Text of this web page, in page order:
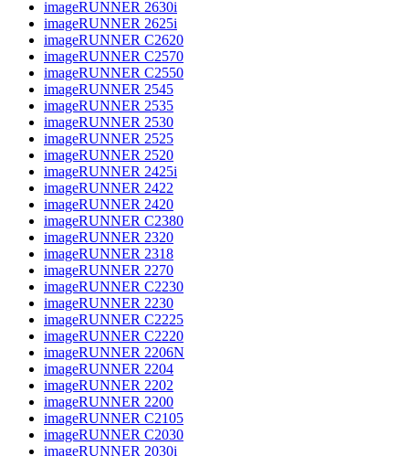
imageRUNNER 2630i
imageRUNNER 2625i
imageRUNNER C2620
imageRUNNER C2570
imageRUNNER C2550
imageRUNNER 2545
imageRUNNER 2535
imageRUNNER 2530
imageRUNNER 2525
imageRUNNER 2520
imageRUNNER 2425i
imageRUNNER 2422
imageRUNNER 2420
imageRUNNER C2380
imageRUNNER 2320
imageRUNNER 2318
imageRUNNER 2270
imageRUNNER C2230
imageRUNNER 2230
imageRUNNER C2225
imageRUNNER C2220
imageRUNNER 2206N
imageRUNNER 2204
imageRUNNER 2202
imageRUNNER 2200
imageRUNNER C2105
imageRUNNER C2030
imageRUNNER 2030i